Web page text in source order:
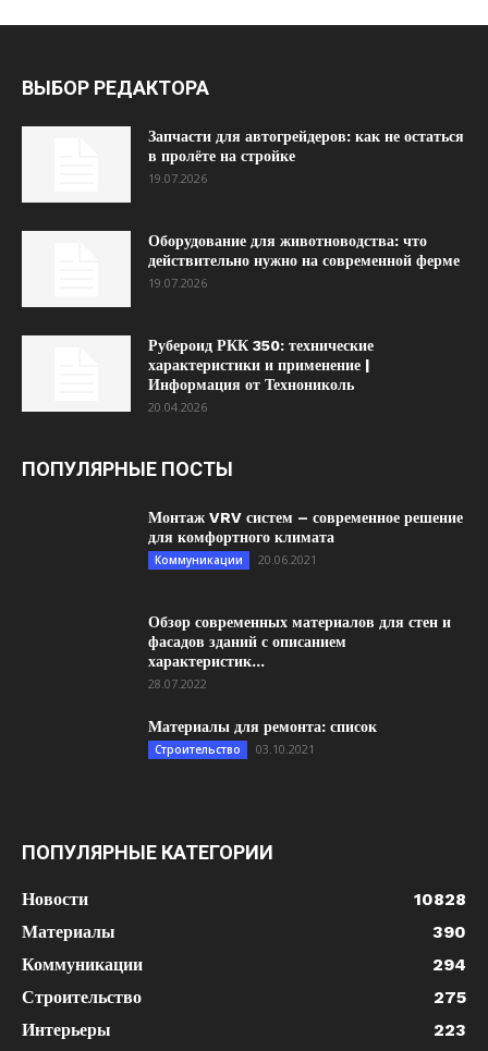
ВЫБОР РЕДАКТОРА
Запчасти для автогрейдеров: как не остаться
в пролёте на стройке
19.07.2026
Оборудование для животноводства: что
действительно нужно на современной ферме
19.07.2026
Рубероид РКК 350: технические
характеристики и применение |
Информация от Технониколь
20.04.2026
ПОПУЛЯРНЫЕ ПОСТЫ
Монтаж VRV систем – современное решение
для комфортного климата
Коммуникации 20.06.2021
Обзор современных материалов для стен и
фасадов зданий с описанием
характеристик...
28.07.2022
Материалы для ремонта: список
Строительство 03.10.2021
ПОПУЛЯРНЫЕ КАТЕГОРИИ
Новости
10828
Материалы
390
Коммуникации
294
Строительство
275
Интерьеры
223